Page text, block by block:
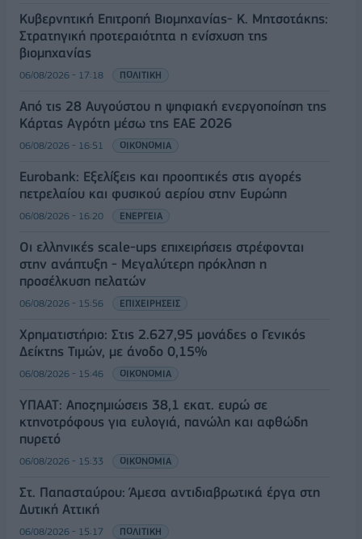
Κυβερνητική Επιτροπή Βιομηχανίας- Κ. Μητσοτάκης:
Στρατηγική προτεραιότητα η ενίσχυση της
βιομηχανίας
06/08/2026 - 17:18 ΠΟΛΙΤΙΚΗ
Από τις 28 Αυγούστου η ψηφιακή ενεργοποίηση της
Κάρτας Αγρότη μέσω της ΕΑΕ 2026
06/08/2026 - 16:51 ΟΙΚΟΝΟΜΙΑ
Eurobank: Εξελίξεις και προοπτικές στις αγορές
πετρελαίου και φυσικού αερίου στην Ευρώπη
06/08/2026 - 16:20 ΕΝΕΡΓΕΙΑ
Οι ελληνικές scale-ups επιχειρήσεις στρέφονται
στην ανάπτυξη - Μεγαλύτερη πρόκληση η
προσέλκυση πελατών
06/08/2026 - 15:56 ΕΠΙΧΕΙΡΗΣΕΙΣ
Χρηματιστήριο: Στις 2.627,95 μονάδες ο Γενικός
Δείκτης Τιμών, με άνοδο 0,15%
06/08/2026 - 15:46 ΟΙΚΟΝΟΜΙΑ
ΥΠΑΑΤ: Αποζημιώσεις 38,1 εκατ. ευρώ σε
κτηνοτρόφους για ευλογιά, πανώλη και αφθώδη
πυρετό
06/08/2026 - 15:33 ΟΙΚΟΝΟΜΙΑ
Στ. Παπασταύρου: Άμεσα αντιδιαβρωτικά έργα στη
Δυτική Αττική
06/08/2026 - 15:17 ΠΟΛΙΤΙΚΗ